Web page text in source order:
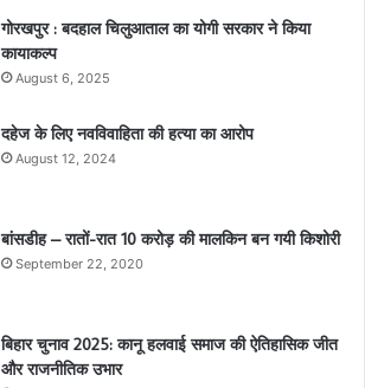
गोरखपुर : बदहाल चिलुआताल का योगी सरकार ने किया
कायाकल्प
August 6, 2025
दहेज के लिए नवविवाहिता की हत्या का आरोप
August 12, 2024
बांसडीह – रातों-रात 10 करोड़ की मालकिन बन गयी किशोरी
September 22, 2020
बिहार चुनाव 2025: कानू हलवाई समाज की ऐतिहासिक जीत
और राजनीतिक उभार